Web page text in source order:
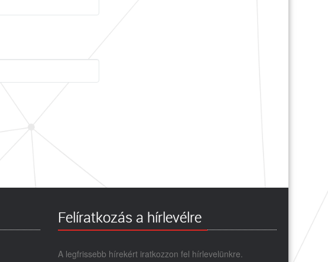
Felíratkozás a hírlevélre
A legfrissebb hírekért iratkozzon fel hírlevelünkre.